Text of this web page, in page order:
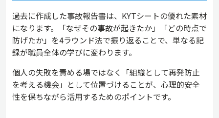
過去に作成した事故報告書は、KYTシートの優れた素材
になります。「なぜその事故が起きたか」「どの時点で
防げたか」を4ラウンド法で振り返ることで、単なる記
録が職員全体の学びに変わります。
個人の失敗を責める場ではなく「組織として再発防止
を考える機会」として位置づけることが、心理的安全
性を保ちながら活用するためのポイントです。